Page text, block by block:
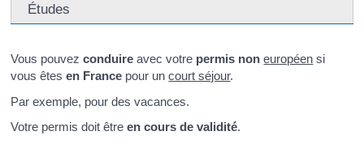
Études
Vous pouvezconduire avec votre permis noneuropéen si
vous êtesen France pour uncourt séjour.
Par exemple, pour des vacances.
Votre permis doit êtreen cours de validité.